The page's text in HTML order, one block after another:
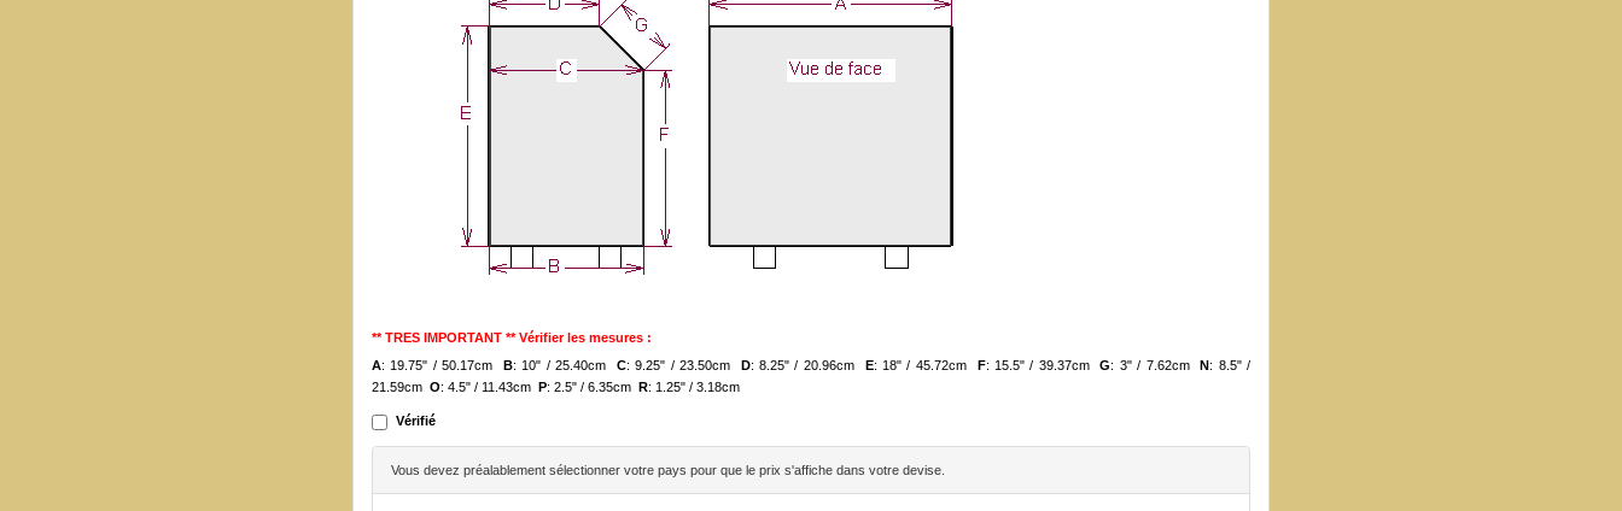
** TRES IMPORTANT ** Vérifier les mesures :
A: 19.75" / 50.17cm B: 10" / 25.40cm C: 9.25" / 23.50cm D: 8.25" / 20.96cm E: 18" / 45.72cm F: 15.5" / 39.37cmG: 3" / 7.62cmN: 8.5" /
21.59cm O: 4.5" / 11.43cm P: 2.5" / 6.35cm R: 1.25" / 3.18cm
Vérifié
Vous devez préalablement sélectionner votre pays pour que le prix s'affiche dans votre devise.